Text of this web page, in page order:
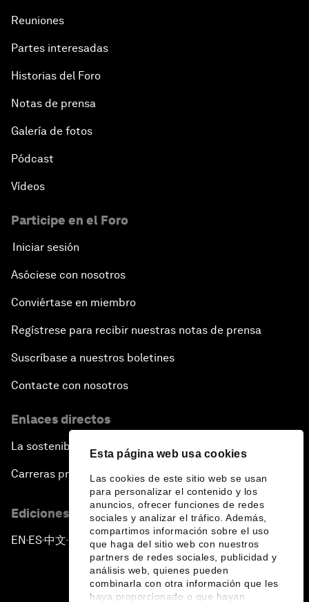
Esta página web usa cookies
Las cookies de este sitio web se usan
para personalizar el contenido y los
anuncios, ofrecer funciones de redes
sociales y analizar el tráfico. Además,
compartimos información sobre el uso
que haga del sitio web con nuestros
partners de redes sociales, publicidad y
análisis web, quienes pueden
combinarla con otra información que les
haya proporcionado o que hayan
Reuniones
Partes interesadas
Historias del Foro
Notas de prensa
Galería de fotos
Pódcast
Vídeos
Participe en el Foro
Iniciar sesión
Asóciese con nosotros
Conviértase en miembro
Regístrese para recibir nuestras notas de prensa
Suscríbase a nuestros boletines
Contacte con nosotros
Enlaces directos
La sostenibilidad en el Foro
Carreras profesionales
Ediciones en otros idiomas
EN ▪ES▪中文▪ 日本語